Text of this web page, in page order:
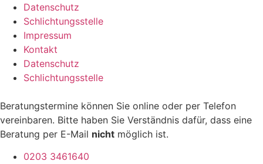
Datenschutz
Schlichtungsstelle
Impressum
Kontakt
Datenschutz
Schlichtungsstelle
Beratungstermine können Sie online oder per Telefon
vereinbaren. Bitte haben Sie Verständnis dafür, dass eine
Beratung per E-Mail nicht möglich ist.
0203 3461640